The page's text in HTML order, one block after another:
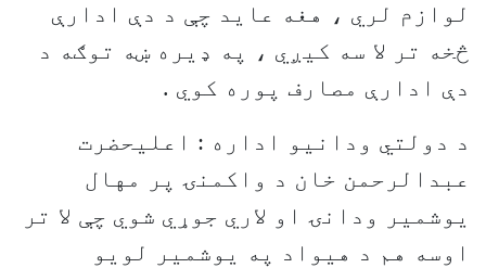
لوازم لري ، هغه عايد چې د دې ادارې
څخه تر لا سه کيږي ، په ډيره ښه توګه د
دې ادارې مصارف پوره کوي .
د دولتي ودانيو اداره : اعليحضرت
عبدالرحمن خان د واکمنۍ پر مهال
يوشمير ودانۍ او لاري جوړي شوي چې لا تر
اوسه هم د هيواد په يوشمير لويو